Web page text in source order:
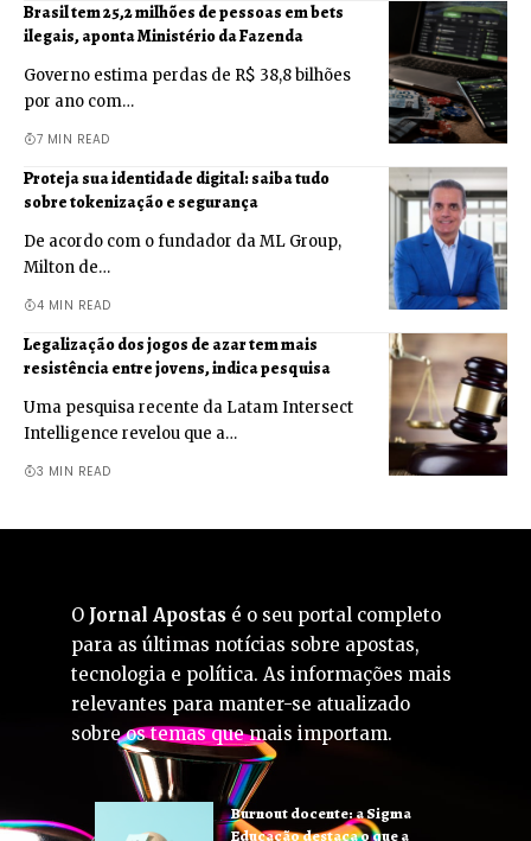
Brasil tem 25,2 milhões de pessoas em bets
ilegais, aponta Ministério da Fazenda
Governo estima perdas de R$ 38,8 bilhões
por ano com…
7 MIN READ
Proteja sua identidade digital: saiba tudo
sobre tokenização e segurança
De acordo com o fundador da ML Group,
Milton de…
4 MIN READ
Legalização dos jogos de azar tem mais
resistência entre jovens, indica pesquisa
Uma pesquisa recente da Latam Intersect
Intelligence revelou que a…
3 MIN READ
O Jornal Apostas é o seu portal completo
para as últimas notícias sobre apostas,
tecnologia e política. As informações mais
relevantes para manter-se atualizado
sobre os temas que mais importam.
Burnout docente: a Sigma
Educação destaca o que a